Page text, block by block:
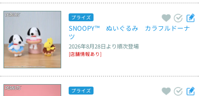
プライズ
SNOOPY™　ぬいぐるみ　カラフルドーナ
ツ
2026年8月28日より順次登場
[店舗情報あり]
プライズ